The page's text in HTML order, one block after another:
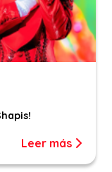
Leer más